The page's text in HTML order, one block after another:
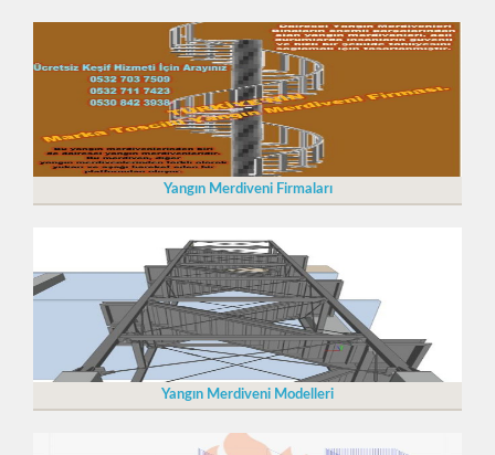
Yangın Merdiveni Firmaları
Yangın Merdiveni Modelleri